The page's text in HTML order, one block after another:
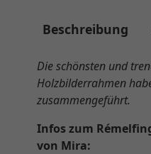
Beschreibung
Die schönsten und
Holzbilderrahmen
zusammengeführt.
Infos zum
von Mira: